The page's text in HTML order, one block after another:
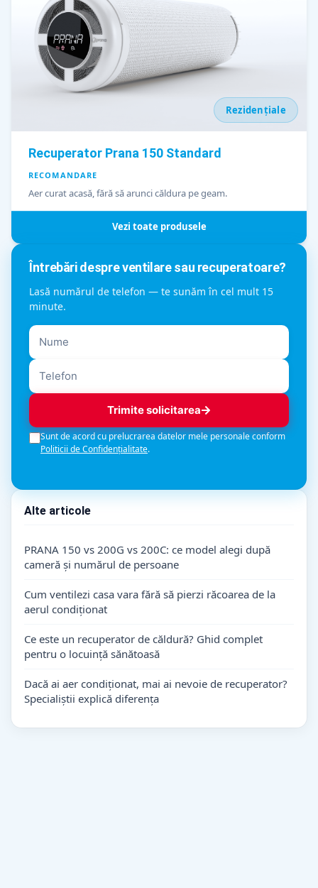
Rezidențiale
Recuperator Prana 150 Standard
RECOMANDARE
Aer curat acasă, fără să arunci căldura pe geam.
Vezi toate produsele
Întrebări despre ventilare sau recuperatoare?
Lasă numărul de telefon — te sunăm în cel mult 15
minute.
Trimite solicitarea
Sunt de acord cu prelucrarea datelor mele personale conform
Politicii de Confidențialitate.
Alte articole
PRANA 150 vs 200G vs 200C: ce model alegi după
cameră și numărul de persoane
Cum ventilezi casa vara fără să pierzi răcoarea de la
aerul condiționat
Ce este un recuperator de căldură? Ghid complet
pentru o locuință sănătoasă
Dacă ai aer condiționat, mai ai nevoie de recuperator?
Specialiștii explică diferența